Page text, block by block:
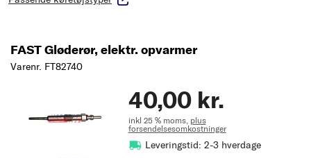
FAST Gløderør, elektr. opvarmer
Varenr. FT82740
40,00 kr.
inkl 25 % moms, plus
forsendelsesomkostninger
Leveringstid: 2-3 hverdage